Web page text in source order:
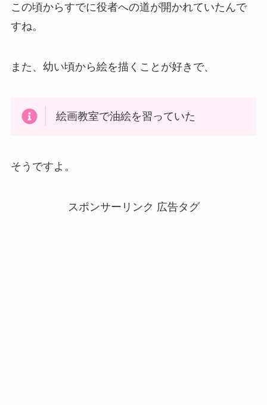
この頃からすでに役者への道が開かれていたんで
すね。
また、幼い頃から絵を描くことが好きで、
絵画教室で油絵を習っていた
そうですよ。
スポンサーリンク 広告タグ